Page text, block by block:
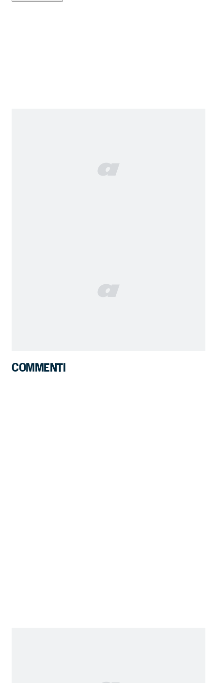
COMMENTI